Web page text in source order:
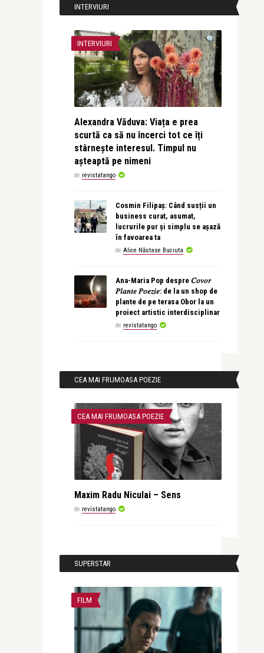
INTERVIURI
INTERVIURI
Alexandra Văduva: Viața e prea
scurtă ca să nu încerci tot ce îți
stârnește interesul. Timpul nu
așteaptă pe nimeni
de revistatango
Cosmin Filipaș: Când susții un
business curat, asumat,
lucrurile pur și simplu se așază
în favoarea ta
de Alice Năstase Buciuta
Ana-Maria Pop despre 𝐶𝑜𝑣𝑜𝑟
𝑃𝑙𝑎𝑛𝑡𝑒 𝑃𝑜𝑒𝑧𝑖𝑒: de la un shop de
plante de pe terasa Obor la un
proiect artistic interdisciplinar
de revistatango
CEA MAI FRUMOASA POEZIE
CEA MAI FRUMOASA POEZIE
Maxim Radu Niculai – Sens
de revistatango
SUPERSTAR
FILM